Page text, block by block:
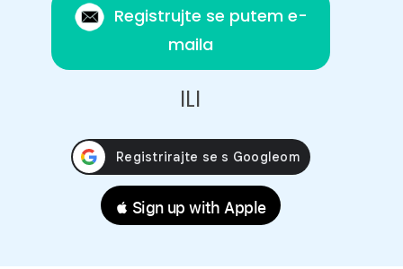
Registrujte se putem e-
maila
ILI
 Sign up with Apple